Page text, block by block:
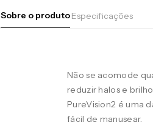
Sobre o produtoEspecificações
Não se acomode
reduzir halos e
PureVision2 é uma
fácil de manusear.